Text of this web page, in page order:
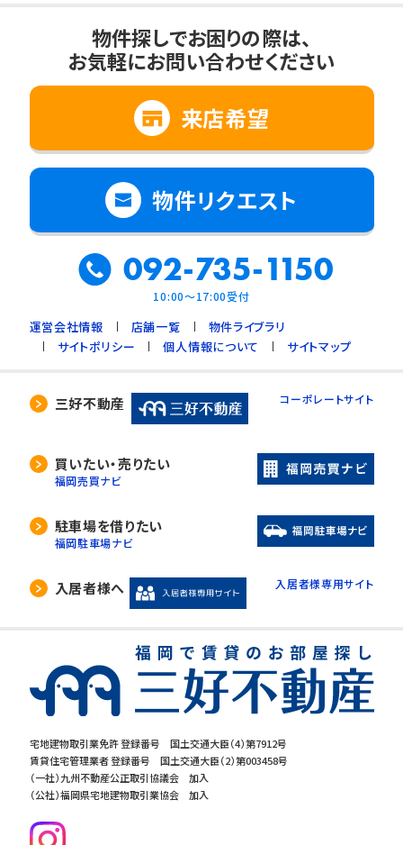
宅地建物取引業免許 登録番号 国土交通大臣（4）第7912号
賃貸住宅管理業者 登録番号 国土交通大臣（2）第003458号
（一社）九州不動産公正取引協議会 加入
（公社）福岡県宅地建物取引業協会 加入
物件探しでお困りの際は、
お気軽にお問い合わせください
来店希望
物件リクエスト
092-735-1150
10:00～17:00受付
運営会社情報 店舗一覧
物件ライブラリ
サイトポリシー
個人情報について サイトマップ
三好不動産 コーポレートサイト
買いたい・売りたい
福岡売買ナビ
駐車場を借りたい
福岡駐車場ナビ
入居者様へ 入居者様専用サイト